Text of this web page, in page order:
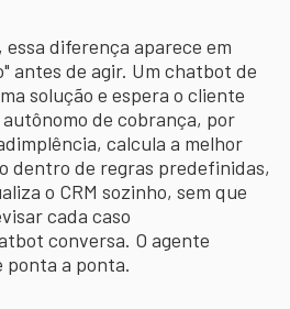
diferença aparece em
antes de agir. Um chatbot de
solução e espera o cliente
de cobrança, por
calcula a melhor
dentro de regras predefinidas,
o CRM sozinho, sem que
cada caso
conversa. O agente
ponta a ponta.